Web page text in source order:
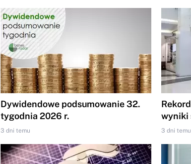
Dywidendowe podsumowanie 32.
tygodnia 2026 r.
3 dni temu
wyniki
3 dni temu